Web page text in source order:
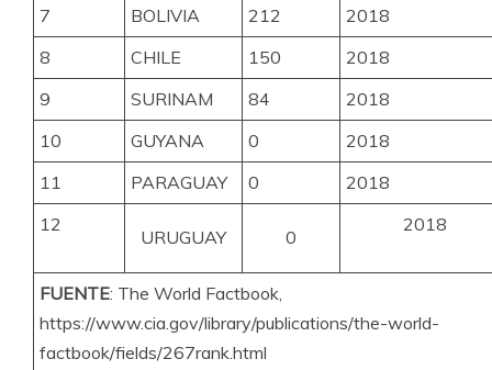
7
BOLIVIA 212
2018
8
CHILE 150
2018
9
SURINAM 84
2018
10
GUYANA 0
2018
11
PARAGUAY 0
2018
12
URUGUAY 0
2018
FUENTE: The World Factbook,
https://www.cia.gov/library/publications/the-world-
factbook/fields/267rank.html